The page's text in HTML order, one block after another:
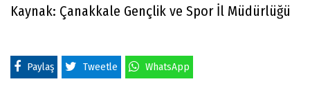
Kaynak: Çanakkale Gençlik ve Spor İl Müdürlüğü
Paylaş Tweetle WhatsApp